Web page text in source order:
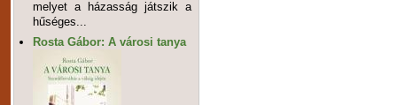
melyet a házasság játszik a
hűséges...
Rosta Gábor: A városi tanya